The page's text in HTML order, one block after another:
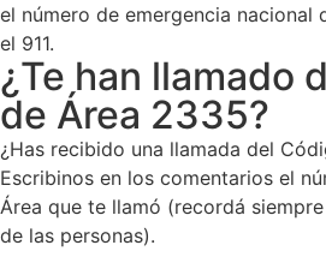
el número de emergencia nacional
el 911.
¿Te han llamado
de Área 2335?
¿Has recibido una llamada del
Escribinos en los comentarios el
Área que te llamó (recordá
de las personas).